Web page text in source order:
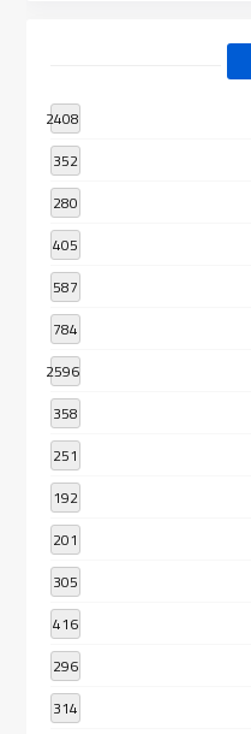
2408
352
280
405
587
784
2596
358
251
192
201
305
416
296
314